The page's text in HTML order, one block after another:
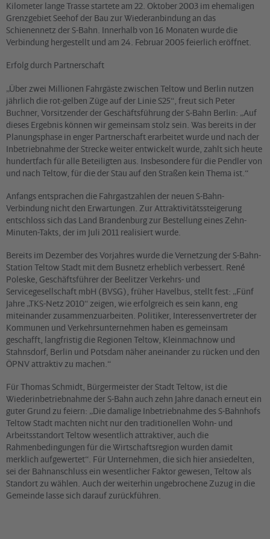
Kilometer lange Trasse startete am 22. Oktober 2003 im ehemaligen
Grenzgebiet Seehof der Bau zur Wiederanbindung an das
Schienennetz der S-Bahn. Innerhalb von 16 Monaten wurde die
Verbindung hergestellt und am 24. Februar 2005 feierlich eröffnet.
Erfolg durch Partnerschaft
„Über zwei Millionen Fahrgäste zwischen Teltow und Berlin nutzen
jährlich die rot-gelben Züge auf der Linie S25“, freut sich Peter
Buchner, Vorsitzender der Geschäftsführung der S-Bahn Berlin: „Auf
dieses Ergebnis können wir gemeinsam stolz sein. Was bereits in der
Planungsphase in enger Partnerschaft erarbeitet wurde und nach der
Inbetriebnahme der Strecke weiter entwickelt wurde, zahlt sich heute
hundertfach für alle Beteiligten aus. Insbesondere für die Pendler von
und nach Teltow, für die der Stau auf den Straßen kein Thema ist.“
Anfangs entsprachen die Fahrgastzahlen der neuen S-Bahn-
Verbindung nicht den Erwartungen. Zur Attraktivitätssteigerung
entschloss sich das Land Brandenburg zur Bestellung eines Zehn-
Minuten-Takts, der im Juli 2011 realisiert wurde.
Bereits im Dezember des Vorjahres wurde die Vernetzung der S-Bahn-
Station Teltow Stadt mit dem Busnetz erheblich verbessert. René
Poleske, Geschäftsführer der Beelitzer Verkehrs- und
Servicegesellschaft mbH (BVSG), früher Havelbus, stellt fest: „Fünf
Jahre „TKS-Netz 2010“ zeigen, wie erfolgreich es sein kann, eng
miteinander zusammenzuarbeiten. Politiker, Interessenvertreter der
Kommunen und Verkehrsunternehmen haben es gemeinsam
geschafft, langfristig die Regionen Teltow, Kleinmachnow und
Stahnsdorf, Berlin und Potsdam näher aneinander zu rücken und den
ÖPNV attraktiv zu machen.“
Für Thomas Schmidt, Bürgermeister der Stadt Teltow, ist die
Wiederinbetriebnahme der S-Bahn auch zehn Jahre danach erneut ein
guter Grund zu feiern: „Die damalige Inbetriebnahme des S-Bahnhofs
Teltow Stadt machten nicht nur den traditionellen Wohn- und
Arbeitsstandort Teltow wesentlich attraktiver, auch die
Rahmenbedingungen für die Wirtschaftsregion wurden damit
merklich aufgewertet“. Für Unternehmen, die sich hier ansiedelten,
sei der Bahnanschluss ein wesentlicher Faktor gewesen, Teltow als
Standort zu wählen. Auch der weiterhin ungebrochene Zuzug in die
Gemeinde lasse sich darauf zurückführen.